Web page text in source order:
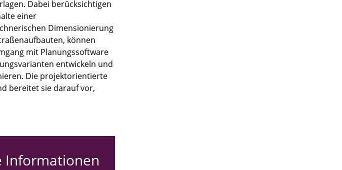
Dabei berücksichtigen
einer
Dimensionierung
können
mit Planungssoftware
entwickeln und
Die projektorientierte
bereitet sie darauf vor,
Informationen